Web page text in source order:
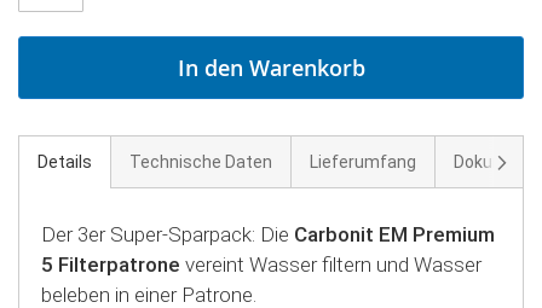
In den Warenkorb
Details Technische Daten Lieferumfang
Der 3er Super-Sparpack: Die Carbonit EM Premium
5 Filterpatrone vereint Wasser filtern und Wasser
beleben in einer Patrone.